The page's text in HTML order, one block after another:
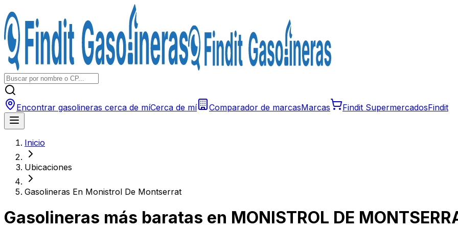
Encontrar gasolineras cerca de míCerca de mí Comparador de marcasMarcas Findit SupermercadosFindit
Inicio
Ubicaciones
Gasolineras En Monistrol De Montserrat
Gasolineras más baratas en MONISTROL DE